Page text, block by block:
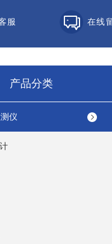
服 在线
产品分类
仪